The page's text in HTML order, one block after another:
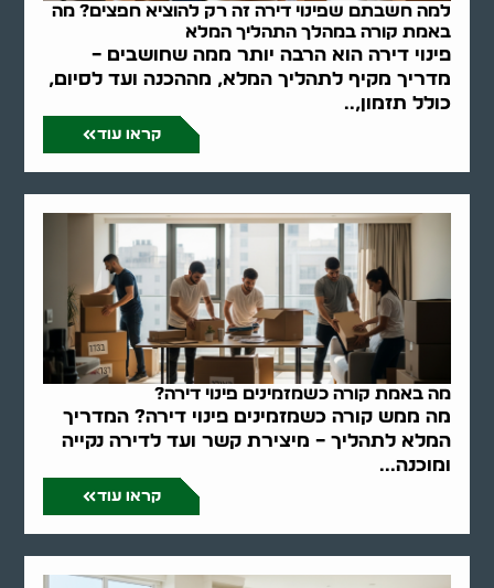
למה חשבתם שפינוי דירה זה רק להוציא חפצים? מה
באמת קורה במהלך התהליך המלא
פינוי דירה הוא הרבה יותר ממה שחושבים –
מדריך מקיף לתהליך המלא, מההכנה ועד לסיום,
כולל תזמון,..
קראו עוד
מה באמת קורה כשמזמינים פינוי דירה?
מה ממש קורה כשמזמינים פינוי דירה? המדריך
המלא לתהליך – מיצירת קשר ועד לדירה נקייה
ומוכנה...
קראו עוד